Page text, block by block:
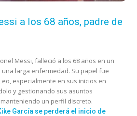
a los 68 años, padre de
Messi, falleció a los 68 años en un
larga enfermedad. Su papel fue
especialmente en sus inicios en
y gestionando sus asuntos
un perfil discreto.
García se perderá el inicio de